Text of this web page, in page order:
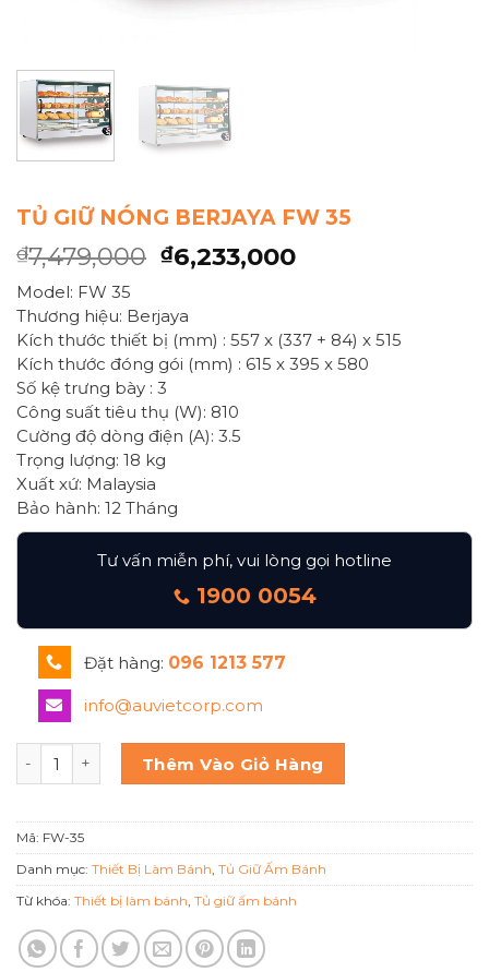
TỦ GIỮ NÓNG BERJAYA FW 35
₫7,479,000 ₫6,233,000
Model: FW 35
Thương hiệu: Berjaya
Kích thước thiết bị (mm) : 557 x (337 + 84) x 515
Kích thước đóng gói (mm) : 615 x 395 x 580
Số kệ trưng bày : 3
Công suất tiêu thụ (W): 810
Cường độ dòng điện (A): 3.5
Trọng lượng: 18 kg
Xuất xứ: Malaysia
Bảo hành: 12 Tháng
Tư vấn miễn phí, vui lòng gọi hotline
1900 0054
Đặt hàng: 096 1213 577
info@auvietcorp.com
TỦ GIỮ NÓNG BERJAYA FW 35 số lượng
Thêm Vào Giỏ Hàng
Mã: FW-35
Danh mục: Thiết Bị Làm Bánh, Tủ Giữ Ấm Bánh
Từ khóa: Thiết bị làm bánh, Tủ giữ ấm bánh